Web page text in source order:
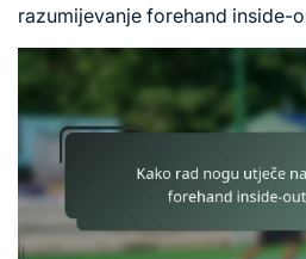
razumijevanje forehand inside-